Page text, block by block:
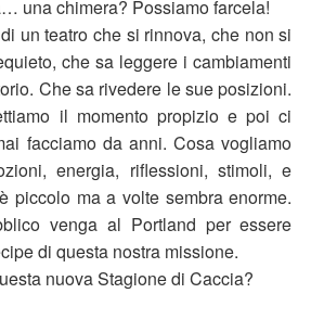
una chimera? Possiamo farcela!
un teatro che si rinnova, che non si
che sa leggere i cambiamenti
Che sa rivedere le sue posizioni.
il momento propizio e poi ci
facciamo da anni. Cosa vogliamo
energia, riflessioni, stimoli, e
piccolo ma a volte sembra enorme.
venga al Portland per essere
di questa nostra missione.
nuova Stagione di Caccia?